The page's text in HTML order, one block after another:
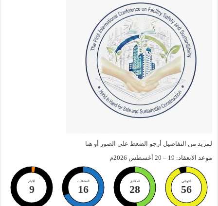
لمزيد من التفاصيل أرجو الضعط على الصور أو هنا
موعد الانعقاد: 19 – 20 أغسطس 2026م
الايام
9
الساعات
16
الدقائق
28
الثواني
55